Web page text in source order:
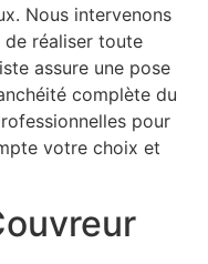
Nous intervenons
réaliser toute
assure une pose
complète du
pour
votre choix et